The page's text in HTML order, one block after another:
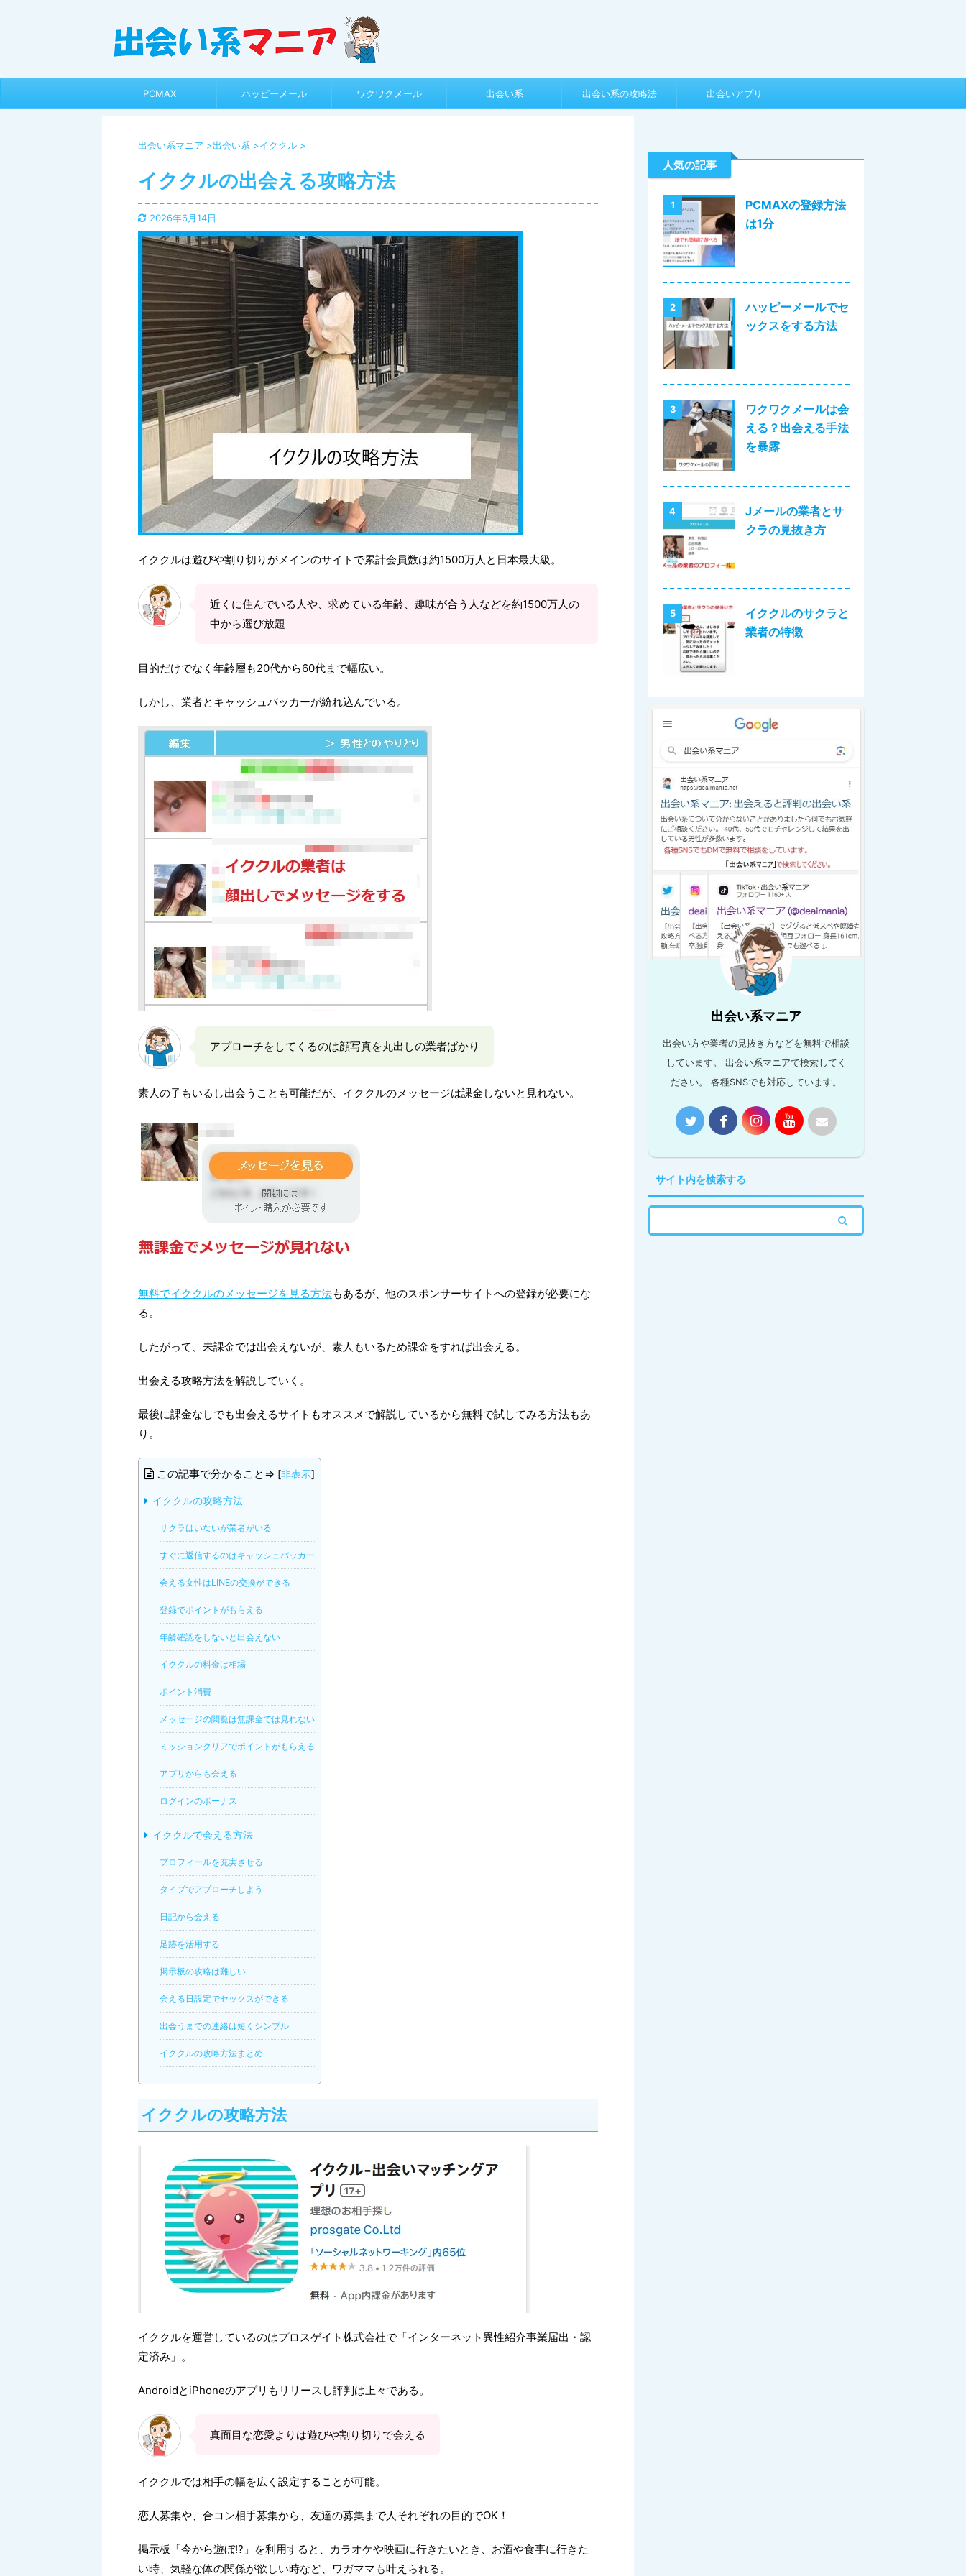
PCMAX ハッピーメール ワクワクメール 出会い系 出会い系の攻略法 出会いアプリ
出会い系マニア >出会い系 >イククル >
イククルの出会える攻略方法
2026年6月14日
イククルは遊びや割り切りがメインのサイトで累計会員数は約1500万人と日本最大級。
近くに住んでいる人や、求めている年齢、趣味が合う人などを約1500万人の
中から選び放題
目的だけでなく年齢層も20代から60代まで幅広い。
しかし、業者とキャッシュバッカーが紛れ込んでいる。
アプローチをしてくるのは顔写真を丸出しの業者ばかり
素人の子もいるし出会うことも可能だが、イククルのメッセージは課金しないと見れない。
無料でイククルのメッセージを見る方法もあるが、他のスポンサーサイトへの登録が必要にな
る。
したがって、未課金では出会えないが、素人もいるため課金をすれば出会える。
出会える攻略方法を解説していく。
最後に課金なしでも出会えるサイトもオススメで解説しているから無料で試してみる方法もあ
り。
この記事で分かること⇒ [非表示]
イククルの攻略方法
サクラはいないが業者がいる
すぐに返信するのはキャッシュバッカー
会える女性はLINEの交換ができる
登録でポイントがもらえる
年齢確認をしないと出会えない
イククルの料金は相場
ポイント消費
メッセージの閲覧は無課金では見れない
ミッションクリアでポイントがもらえる
アプリからも会える
ログインのボーナス
イククルで会える方法
プロフィールを充実させる
タイプでアプローチしよう
日記から会える
足跡を活用する
掲示板の攻略は難しい
会える日設定でセックスができる
出会うまでの連絡は短くシンプル
イククルの攻略方法まとめ
イククルの攻略方法
イククルを運営しているのはプロスゲイト株式会社で「インターネット異性紹介事業届出・認
定済み」。
AndroidとiPhoneのアプリもリリースし評判は上々である。
真面目な恋愛よりは遊びや割り切りで会える
イククルでは相手の幅を広く設定することが可能。
恋人募集や、合コン相手募集から、友達の募集まで人それぞれの目的でOK！
掲示板「今から遊ぼ!?」を利用すると、カラオケや映画に行きたいとき、お酒や食事に行きた
い時、気軽な体の関係が欲しい時など、ワガママも叶えられる。
人気の記事
1
PCMAXの登録方法
は1分
2
ハッピーメールでセ
ックスをする方法
3
ワクワクメールは会
える？出会える手法
を暴露
4
Jメールの業者とサ
クラの見抜き方
5
イククルのサクラと
業者の特徴
出会い系マニア
出会い方や業者の見抜き方などを無料で相談
しています。 出会い系マニアで検索してく
ださい。 各種SNSでも対応しています。
サイト内を検索する